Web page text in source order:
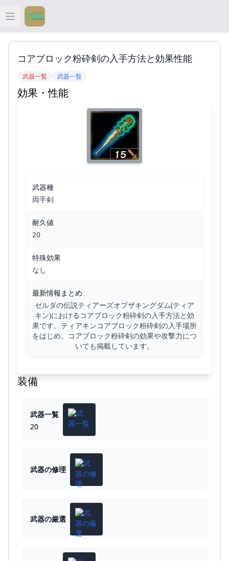
Open main menu
ティアキン
ティアキン 攻略
コアブロック粉砕剣の入手方法と効果性能
武器一覧 武器一覧
効果・性能
武器種
両手剣
耐久値
20
特殊効果
なし
最新情報まとめ
ゼルダの伝説ティアーズオブザキングダム(ティア
キン)におけるコアブロック粉砕剣の入手方法と効
果です。ティアキンコアブロック粉砕剣の入手場所
をはじめ、コアブロック粉砕剣の効果や攻撃力につ
いても掲載しています。
装備
武器一覧
20
武器の修理
武器の厳選